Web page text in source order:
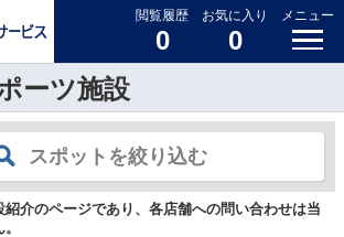
閲覧履歴
0
お気に入り
0
メニュー
ーツ施設
スポットを絞り込む
介のページであり、各店舗への問い合わせは当